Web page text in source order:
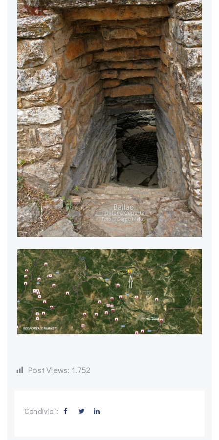
Post Views: 1.752
Condividi: